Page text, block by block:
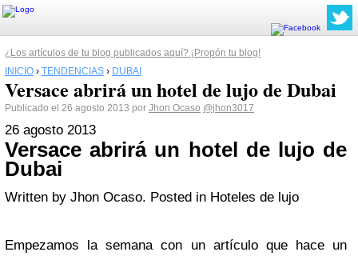
¿Los artículos de tu blog publicados aquí? ¡Propón tu blog!
INICIO › TENDENCIAS › DUBAI
Versace abrirá un hotel de lujo de Dubai
Publicado el 26 agosto 2013 por Jhon Ocaso @jhon3017
26 agosto 2013
Versace abrirá un hotel de lujo de
Dubai
Written by Jhon Ocaso. Posted in Hoteles de lujo
Empezamos la semana con un artículo que hace un